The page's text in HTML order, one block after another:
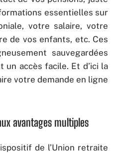
essentielles sur
votre salaire, votre
de vos enfants, etc. Ces
sauvegardées
accès facile. Et d’ici la
votre demande en ligne
avantages multiples
de l’Union retraite